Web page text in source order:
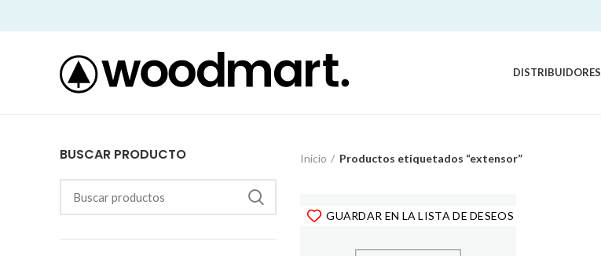
DISTRIBUIDORES
BUSCAR PRODUCTO Inicio Productos etiquetados “extensor”
GUARDAR EN LA LISTA DE DESEOS